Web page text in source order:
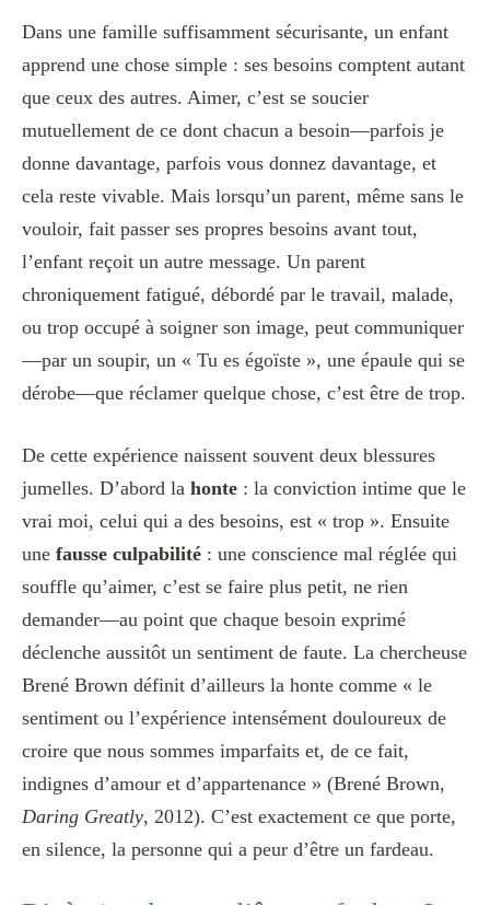
Dans une famille suffisamment sécurisante, un enfant
apprend une chose simple : ses besoins comptent autant
que ceux des autres. Aimer, c’est se soucier
mutuellement de ce dont chacun a besoin—parfois je
donne davantage, parfois vous donnez davantage, et
cela reste vivable. Mais lorsqu’un parent, même sans le
vouloir, fait passer ses propres besoins avant tout,
l’enfant reçoit un autre message. Un parent
chroniquement fatigué, débordé par le travail, malade,
ou trop occupé à soigner son image, peut communiquer
—par un soupir, un « Tu es égoïste », une épaule qui se
dérobe—que réclamer quelque chose, c’est être de trop.
De cette expérience naissent souvent deux blessures
jumelles. D’abord la honte : la conviction intime que le
vrai moi, celui qui a des besoins, est « trop ». Ensuite
une fausse culpabilité : une conscience mal réglée qui
souffle qu’aimer, c’est se faire plus petit, ne rien
demander—au point que chaque besoin exprimé
déclenche aussitôt un sentiment de faute. La chercheuse
Brené Brown définit d’ailleurs la honte comme « le
sentiment ou l’expérience intensément douloureux de
croire que nous sommes imparfaits et, de ce fait,
indignes d’amour et d’appartenance » (Brené Brown,
Daring Greatly, 2012). C’est exactement ce que porte,
en silence, la personne qui a peur d’être un fardeau.